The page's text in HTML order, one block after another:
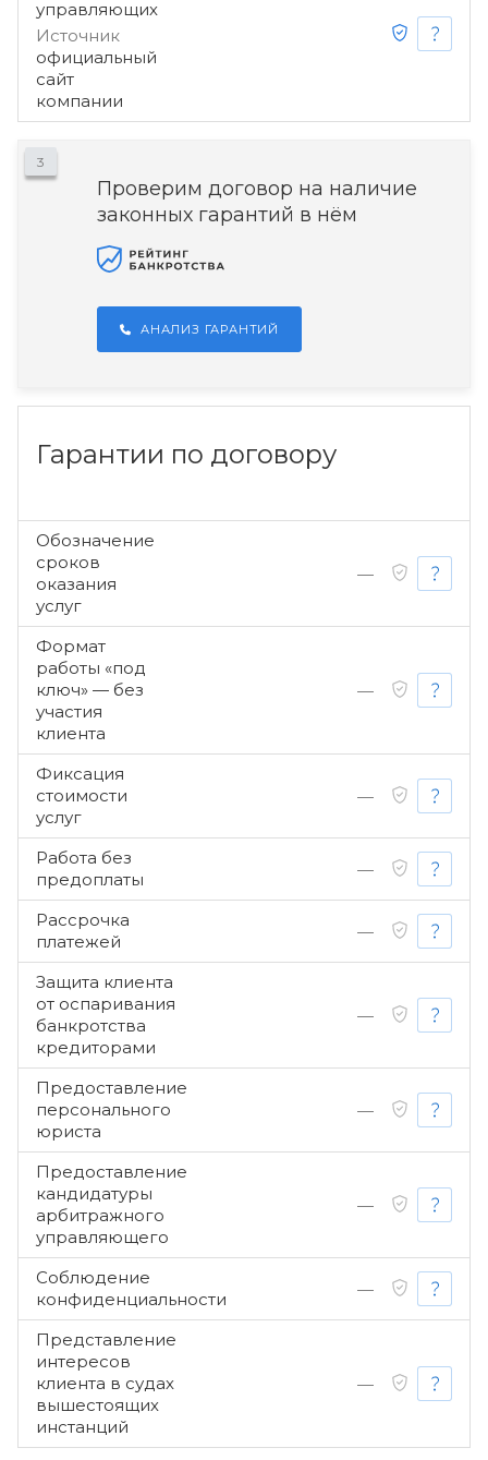
управляющих
Источник
официальный
сайт
компании
3
Проверим договор на наличие
законных гарантий в нём
АНАЛИЗ ГАРАНТИЙ
Гарантии по договору
Обозначение
сроков
оказания
услуг
—
Формат
работы «под
ключ» — без
участия
клиента
—
Фиксация
стоимости
услуг
—
Работа без
предоплаты
—
Рассрочка
платежей
—
Защита клиента
от оспаривания
банкротства
кредиторами
—
Предоставление
персонального
юриста
—
Предоставление
кандидатуры
арбитражного
управляющего
—
Соблюдение
конфиденциальности
—
Представление
интересов
клиента в судах
вышестоящих
инстанций
—